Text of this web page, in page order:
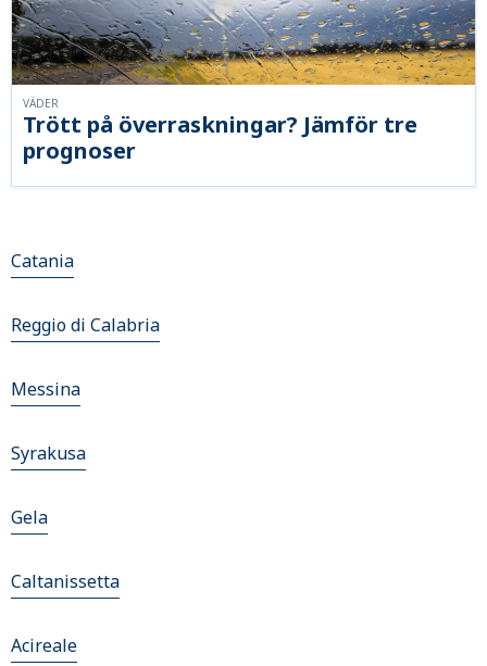
Trött på överraskningar? Jämför tre
prognoser
VÄDER
Catania
Reggio di Calabria
Messina
Syrakusa
Gela
Caltanissetta
Acireale